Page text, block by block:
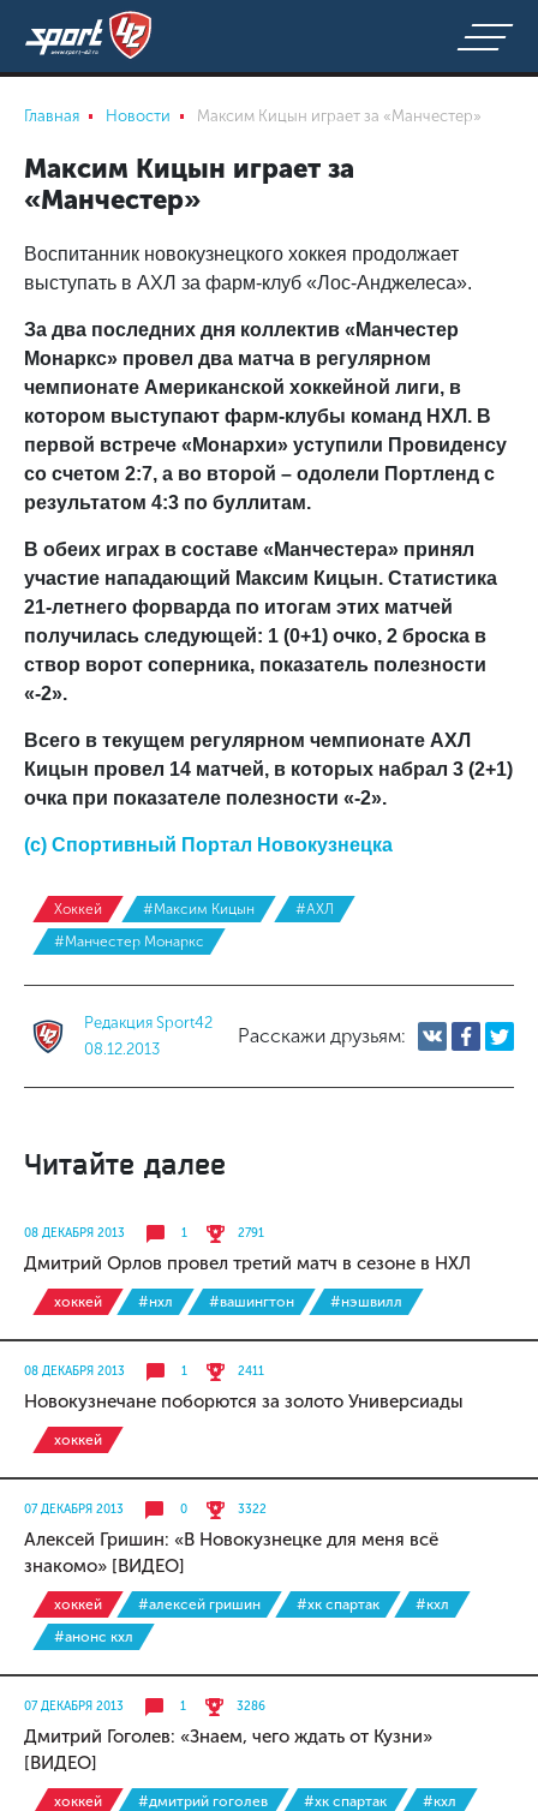
Главная Новости Максим Кицын играет за «Манчестер»
Максим Кицын играет за
«Манчестер»
Воспитанник новокузнецкого хоккея продолжает
выступать в АХЛ за фарм-клуб «Лос-Анджелеса».
За два последних дня коллектив «Манчестер
Монаркс» провел два матча в регулярном
чемпионате Американской хоккейной лиги, в
котором выступают фарм-клубы команд НХЛ. В
первой встрече «Монархи» уступили Провиденсу
со счетом 2:7, а во второй – одолели Портленд с
результатом 4:3 по буллитам.
В обеих играх в составе «Манчестера» принял
участие нападающий Максим Кицын. Статистика
21-летнего форварда по итогам этих матчей
получилась следующей: 1 (0+1) очко, 2 броска в
створ ворот соперника, показатель полезности
«-2».
Всего в текущем регулярном чемпионате АХЛ
Кицын провел 14 матчей, в которых набрал 3 (2+1)
очка при показателе полезности «-2».
(с) Спортивный Портал Новокузнецка
Хоккей #Максим Кицын
#АХЛ
#Манчестер Монаркс
Редакция Sport42
08.12.2013
Расскажи друзьям:
Читайте далее
08 ДЕКАБРЯ 2013 1 2791
Дмитрий Орлов провел третий матч в сезоне в НХЛ
хоккей #нхл #вашингтон #нэшвилл
08 ДЕКАБРЯ 2013 1 2411
Новокузнечане поборются за золото Универсиады
хоккей
07 ДЕКАБРЯ 2013 0 3322
Алексей Гришин: «В Новокузнецке для меня всё
знакомо» [ВИДЕО]
хоккей #алексей гришин #хк спартак
#кхл
#анонс кхл
07 ДЕКАБРЯ 2013 1 3286
Дмитрий Гоголев: «Знаем, чего ждать от Кузни»
[ВИДЕО]
хоккей #дмитрий гоголев #хк спартак
#кхл